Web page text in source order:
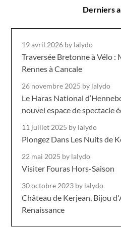
Derniers
19 avril 2026 by lalydo
Traversée Bretonne à Vélo :
Rennes à Cancale
26 novembre 2025 by lalydo
Le Haras National
nouvel espace de spectacle
11 juillet 2025 by lalydo
Plongez Dans Les Nuits de
22 mai 2025 by lalydo
Visiter Fouras Hors-Saison
30 octobre 2023 by lalydo
Château de Kerjean, Bijou
Renaissance